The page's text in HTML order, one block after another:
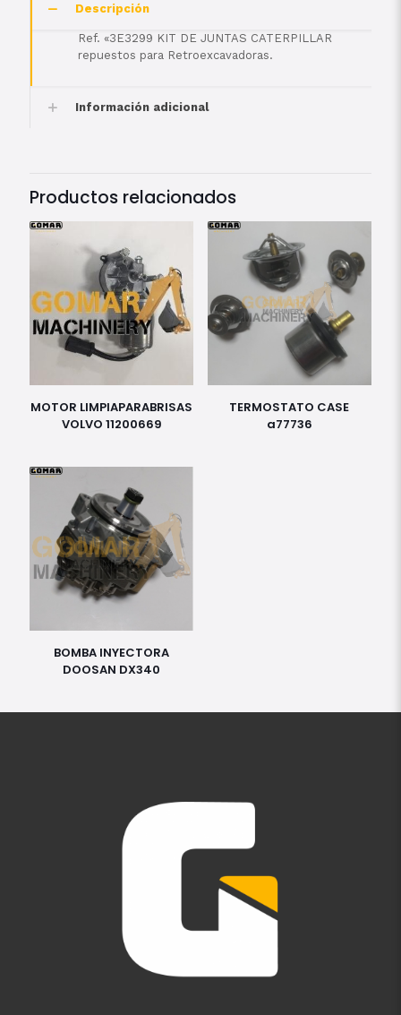
Descripción
Ref. «3E3299 KIT DE JUNTAS CATERPILLAR
repuestos para Retroexcavadoras.
Información adicional
Productos relacionados
MOTOR LIMPIAPARABRISAS
VOLVO 11200669
TERMOSTATO CASE
a77736
BOMBA INYECTORA
DOOSAN DX340